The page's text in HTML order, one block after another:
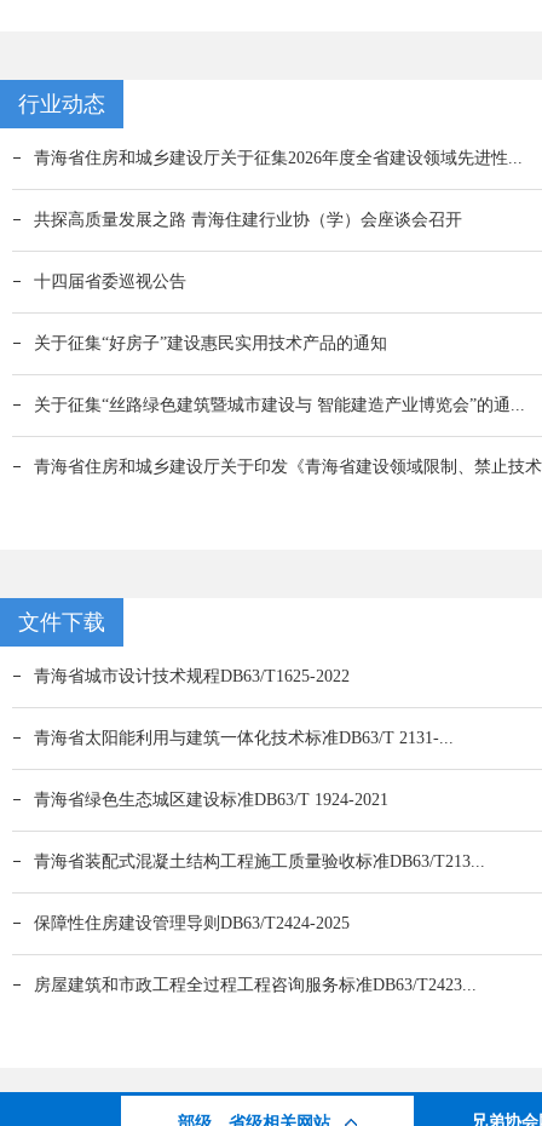
行业动态
青海省住房和城乡建设厅关于征集2026年度全省建设领域先进性...
共探高质量发展之路 青海住建行业协（学）会座谈会召开
十四届省委巡视公告
关于征集“好房子”建设惠民实用技术产品的通知
关于征集“丝路绿色建筑暨城市建设与 智能建造产业博览会”的通...
青海省住房和城乡建设厅关于印发《青海省建设领域限制、禁止技
文件下载
青海省城市设计技术规程DB63/T1625-2022
青海省太阳能利用与建筑一体化技术标准DB63/T 2131-...
青海省绿色生态城区建设标准DB63/T 1924-2021
青海省装配式混凝土结构工程施工质量验收标准DB63/T213...
保障性住房建设管理导则DB63/T2424-2025
房屋建筑和市政工程全过程工程咨询服务标准DB63/T2423...
部级、省级相关网站 兄弟协